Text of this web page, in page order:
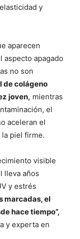
y
aparecen
aspecto apagado
no son
de colágeno
joven, mientras
el
aceleran el
piel firme.
visible
lleva años
y estrés
marcadas, el
hace tiempo”,
y experta en